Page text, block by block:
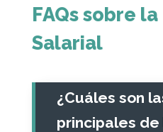
FAQs sobre
Salarial
¿Cuáles son
principales